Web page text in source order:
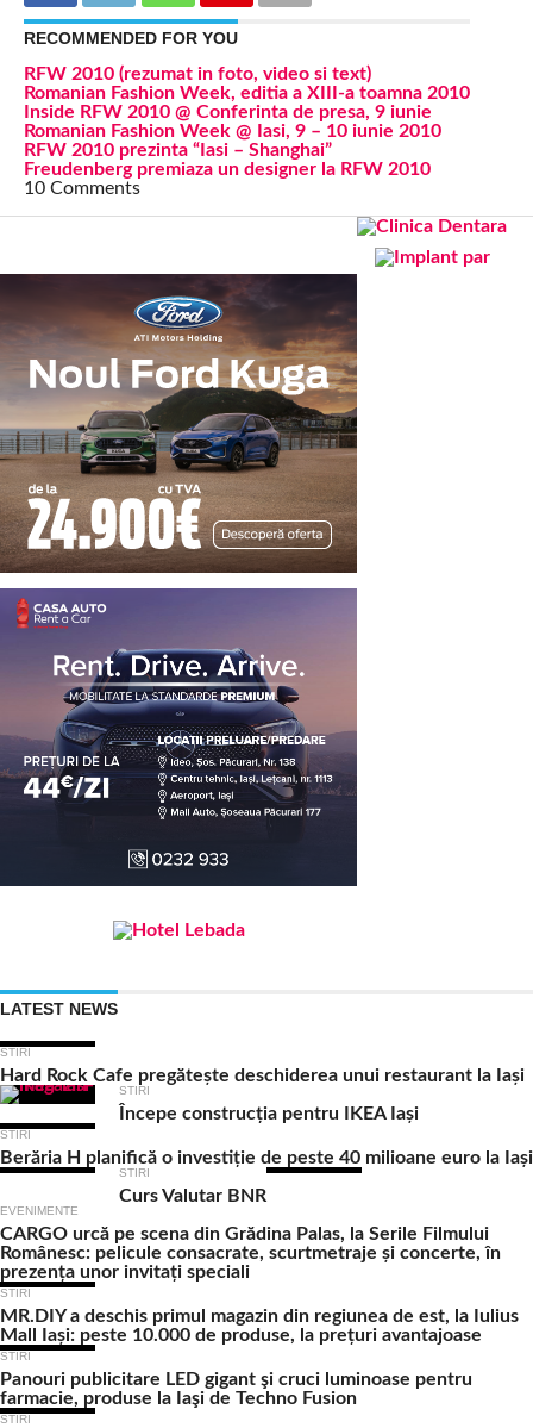
RECOMMENDED FOR YOU
RFW 2010 (rezumat in foto, video si text)
Romanian Fashion Week, editia a XIII-a toamna 2010
Inside RFW 2010 @ Conferinta de presa, 9 iunie
Romanian Fashion Week @ Iasi, 9 – 10 iunie 2010
RFW 2010 prezinta “Iasi – Shanghai”
Freudenberg premiaza un designer la RFW 2010
10 Comments
LATEST NEWS
STIRI
Hard Rock Cafe pregătește deschiderea unui restaurant la Iași
STIRI
Începe construcția pentru IKEA Iași
STIRI
Berăria H planifică o investiție de peste 40 milioane euro la Iași
STIRI
Curs Valutar BNR
EVENIMENTE
CARGO urcă pe scena din Grădina Palas, la Serile Filmului
Românesc: pelicule consacrate, scurtmetraje și concerte, în
prezența unor invitați speciali
STIRI
MR.DIY a deschis primul magazin din regiunea de est, la Iulius
Mall Iași: peste 10.000 de produse, la prețuri avantajoase
STIRI
Panouri publicitare LED gigant şi cruci luminoase pentru
farmacie, produse la Iaşi de Techno Fusion
STIRI